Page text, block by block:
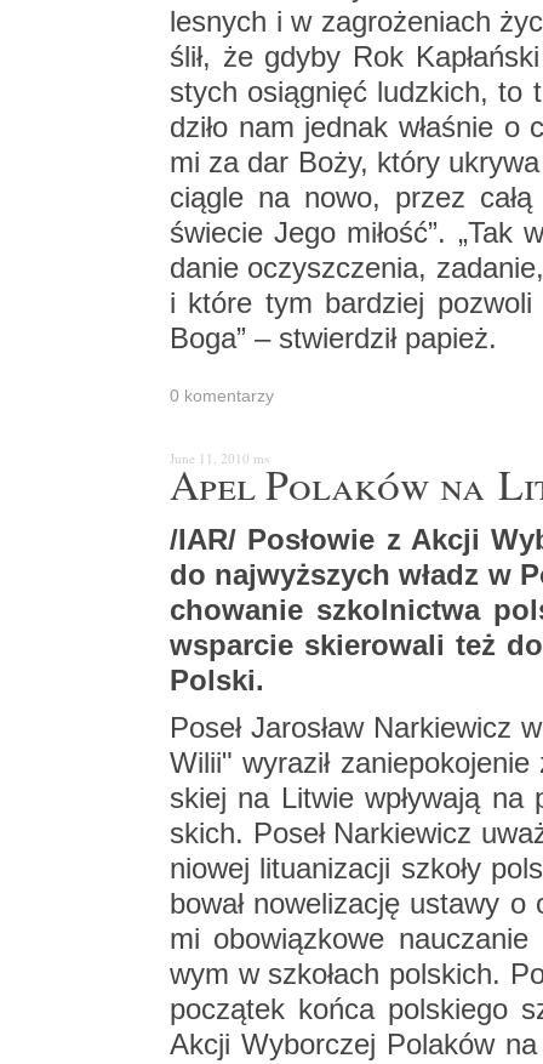
le­snych i w za­gro­że­niach
ślił, że gdyby Rok
stych osią­gnięć ludz­kich, to
dzi­ło nam jed­nak wła­śnie
mi za dar Boży, który
cią­gle na nowo, przez
świe­cie Jego mi­łość”.
da­nie oczysz­cze­nia,
i które tym bar­dziej
Boga” – stwier­dził pa­pież.
0 ko­men­ta­rzy
June 11, 2010 ms
Apel Po­la­ków na
/IAR/ Po­sło­wie z Akcji
do naj­wyż­szych władz w
cho­wa­nie szkol­nic­twa
wspar­cie skie­ro­wa­li też
Pol­ski.
Poseł Ja­ro­sław Nar­kie­wicz
Wilii" wy­ra­ził
skiej na Li­twie wpły­wa­ją
skich. Poseł Nar­kie­wicz
nio­wej li­tu­ani­za­cji szko­ły
bo­wał no­we­li­za­cję usta­wy
mi obo­wiąz­ko­we
wym w szko­łach pol­skich.
po­czą­tek końca pol­skie­go
Akcji Wy­bor­czej Po­la­ków